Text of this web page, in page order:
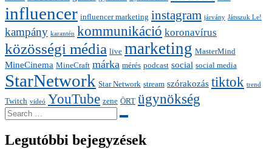
influencer influencer marketing instagram járvány Játsszuk Le!
kampány karantén kommunikáció koronavírus
közösségi média live marketing MasterMind
MineCinema MineCraft márka mérés podcast social social media
StarNetwork Star Network stream szórakozás tiktok trend
Twitch videó YouTube zene ÖRT ügynökség
Search
for:
Search
Legutóbbi bejegyzések